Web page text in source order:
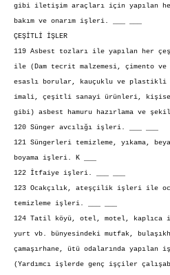
gibi iletişim araçları için yapılan
bakım ve onarım işleri. ___ ___
ÇEŞİTLİ İŞLER
119 Asbest tozları ile yapılan her
ile (Dam tecrit malzemesi, çimento ve
esaslı borular, kauçuklu ve plastikli
imali, çeşitli sanayi ürünleri, kişisel
gibi) asbest hamuru hazırlama ve
120 Sünger avcılığı işleri. ___ ___
121 Süngerleri temizleme, yıkama,
boyama işleri. K ___
122 İtfaiye işleri. ___ ___
123 Ocakçılık, ateşçilik işleri ile
temizleme işleri. ___ ___
124 Tatil köyü, otel, motel, kaplıca
yurt vb. bünyesindeki mutfak,
çamaşırhane, ütü odalarında yapılan
(Yardımcı işlerde genç işçiler